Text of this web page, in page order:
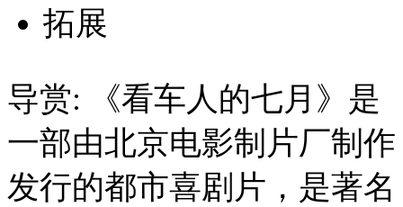
拓展
导赏: 《看车人的七月》是
一部由北京电影制片厂制作
发行的都市喜剧片，是著名